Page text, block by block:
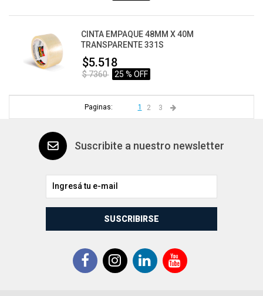
CINTA EMPAQUE 48MM X 40M
TRANSPARENTE 331S
$5.518
$ 7360 25 % OFF
Paginas: 1 2 3
Suscribite a nuestro newsletter
SUSCRIBIRSE